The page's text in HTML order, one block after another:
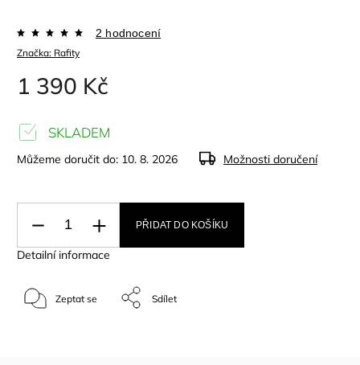
Značka: Rafity
2 hodnocení
1 390 Kč
SKLADEM
Můžeme doručit do: 10. 8. 2026 Možnosti doručení
PŘIDAT DO KOŠÍKU
Detailní informace
Zeptat se Sdílet